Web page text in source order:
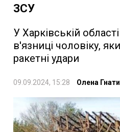
ЗСУ
У Харківській
в'язниці чоловіку,
ракетні удари
09.09.2024, 15:28 Олена